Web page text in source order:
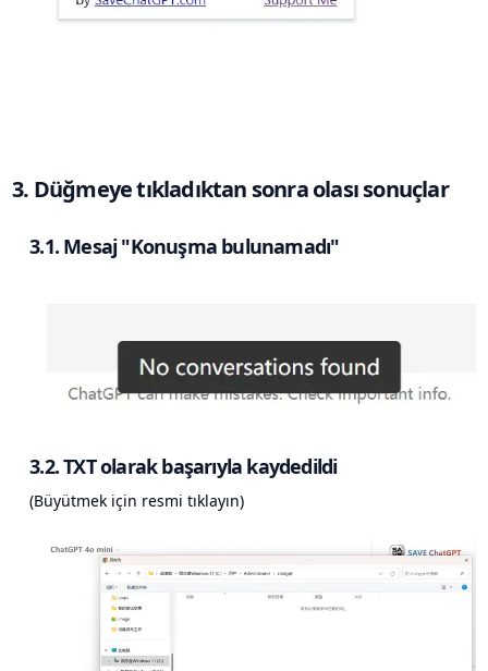
3. Düğmeye tıkladıktan sonra olası sonuçlar
3.1. Mesaj "Konuşma bulunamadı"
3.2. TXT olarak başarıyla kaydedildi
(Büyütmek için resmi tıklayın)